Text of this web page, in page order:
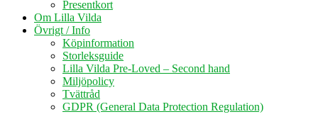
Presentkort
Om Lilla Vilda
Övrigt / Info
Köpinformation
Storleksguide
Lilla Vilda Pre-Loved – Second hand
Miljöpolicy
Tvättråd
GDPR (General Data Protection Regulation)